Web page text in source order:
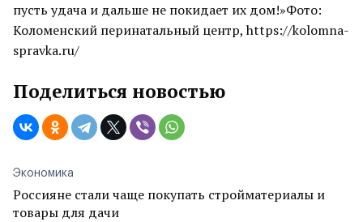
пусть удача и дальше не покидает их дом!»Фото:
Коломенский перинатальный центр, https://kolomna-
spravka.ru/
Поделиться новостью
Экономика
Россияне стали чаще покупать стройматериалы и
товары для дачи